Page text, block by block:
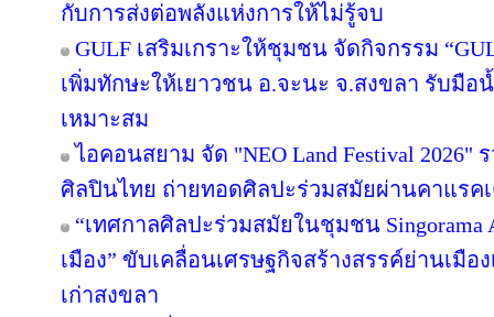
กับการส่งต่อพลังแห่งการให้ไม่รู้จบ
GULF เสริมเกราะให้ชุมชน จัดกิจกรรม
เพิ่มทักษะให้เยาวชน อ.จะนะ จ.สงขลา รับมือ
เหมาะสม
ไอคอนสยาม จัด "NEO Land Festival 2026"
ศิลปินไทย ถ่ายทอดศิลปะร่วมสมัยผ่านคาแรค
“เทศกาลศิลปะร่วมสมัยในชุมชน Singorama
เมือง” ขับเคลื่อนเศรษฐกิจสร้างสรรค์ย่านเมือ
เก่าสงขลา